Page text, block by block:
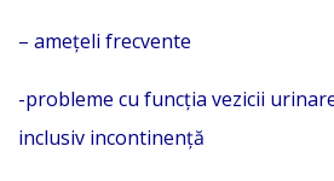
– amețeli frecvente
-probleme cu funcția vezicii
inclusiv incontinență